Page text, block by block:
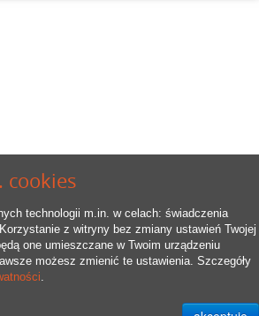
cookies
technologii m.in. w celach: świadczenia
z witryny bez zmiany ustawień Twojej
one umieszczane w Twoim urządzeniu
możesz zmienić te ustawienia. Szczegóły
.